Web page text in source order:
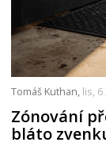
Tomáš Kuthan, lis, 6
Zónování
bláto